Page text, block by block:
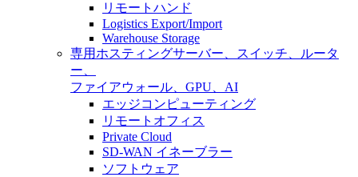
リモートハンド
Logistics Export/Import
Warehouse Storage
専用ホスティングサーバー、スイッチ、ルータ
ー、
ファイアウォール、GPU、AI
エッジコンピューティング
リモートオフィス
Private Cloud
SD-WAN イネーブラー
ソフトウェア